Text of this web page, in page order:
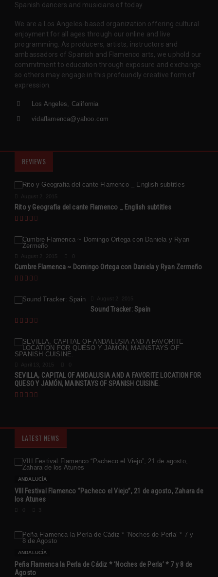
Spanish dancers and musicians of today.
We are a Los Angeles-based organization offering cultural
enjoyment for all ages through our online and live
programming. As producers, artists, instructors and
ambassadors of Spanish and Flamenco arts, we uphold our
commitment to education through exposure and exchange
so others may engage in this profoundly creative form of
expression.
Los Angeles, California
vidaflamenca@yahoo.com
REVIEWS
August 2, 2015
Rito y Geografia del cante Flamenco _ English subtitles
August 2, 2015
Cumbre Flamenca ~ Domingo Ortega con Daniela y Ryan Zermeño
August 2, 2015
Sound Tracker: Spain
April 13, 2015
SEVILLA, CAPITAL OF ANDALUSIA AND A FAVORITE LOCATION FOR
QUESO Y JAMÓN, MAINSTAYS OF SPANISH CUISINE.
LATEST NEWS
ANDALUCÍA
VIII Festival Flamenco “Pacheco el Viejo”, 21 de agosto, Zahara de
los Atunes
3
ANDALUCÍA
Peña Flamenca la Perla de Cádiz * ‘Noches de Perla’ * 7 y 8 de
Agosto